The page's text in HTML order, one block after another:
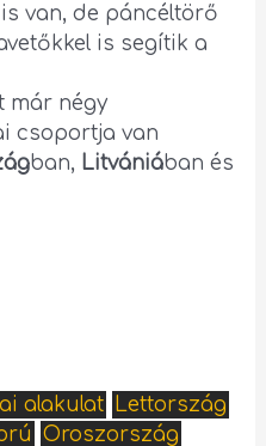
van, de páncéltörő
is segítik a
már négy
csoportja van
ban, Litvániában és
alakulat
Lettország
Oroszország